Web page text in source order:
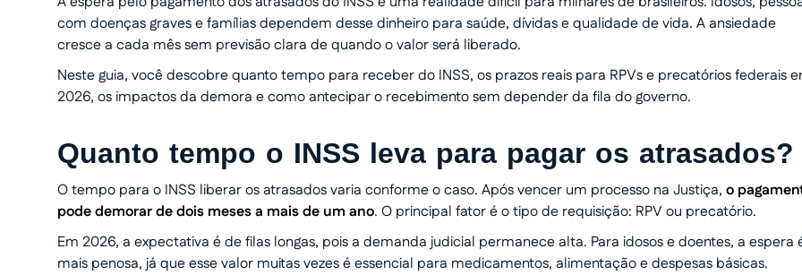
com doenças graves e famílias dependem desse dinheiro para saúde, dívidas e qualidade de vida. A ansiedade
cresce a cada mês sem previsão clara de quando o valor será liberado.
Neste guia, você descobre quanto tempo para receber do INSS, os prazos reais para RPVs e precatórios federais
2026, os impactos da demora e como antecipar o recebimento sem depender da fila do governo.
Quanto tempo o INSS leva para pagar os atrasados?
O tempo para o INSS liberar os atrasados varia conforme o caso. Após vencer um processo na Justiça, o
pode demorar de dois meses a mais de um ano. O principal fator é o tipo de requisição: RPV ou precatório.
Em 2026, a expectativa é de filas longas, pois a demanda judicial permanece alta. Para idosos e doentes, a espera
mais penosa, já que esse valor muitas vezes é essencial para medicamentos, alimentação e despesas básicas.